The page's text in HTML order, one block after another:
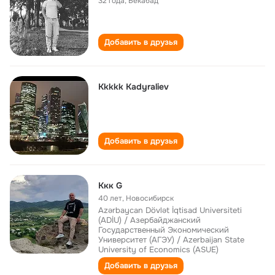
Добавить в друзья
Кkkkk Kadyraliev
Добавить в друзья
Kкк G
40 лет, Новосибирск
Azərbaycan Dövlət İqtisad Universiteti
(ADİU) / Азербайджанский
Государственный Экономический
Университет (АГЭУ) / Azerbaijan State
University of Economics (ASUE)
Добавить в друзья